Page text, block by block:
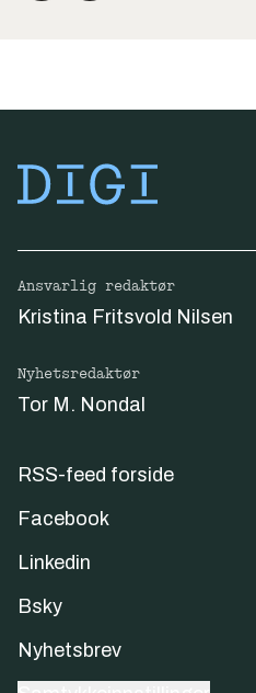
Ansvarlig redaktør
Kristina Fritsvold Nilsen
Nyhetsredaktør
Tor M. Nondal
RSS-feed forside
Facebook
Linkedin
Bsky
Nyhetsbrev